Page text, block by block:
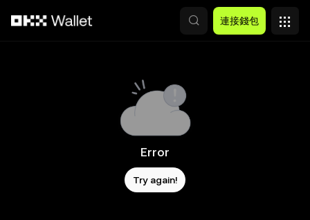
連接錢包
Error
Try again!